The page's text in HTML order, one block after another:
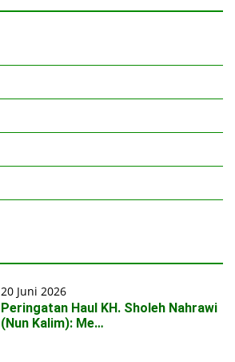
20 Juni 2026
Peringatan Haul KH. Sholeh Nahrawi
(Nun Kalim): Me…